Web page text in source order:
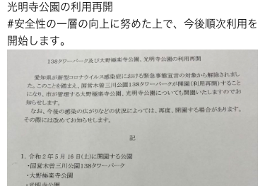
光明寺公園の利用再開
#安全性の一層の向上に努めた上で、今後順次利用を
開始します。